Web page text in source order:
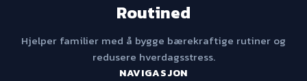
Routined
Hjelper familier med å bygge bærekraftige rutiner og
redusere hverdagsstress.
NAVIGASJON